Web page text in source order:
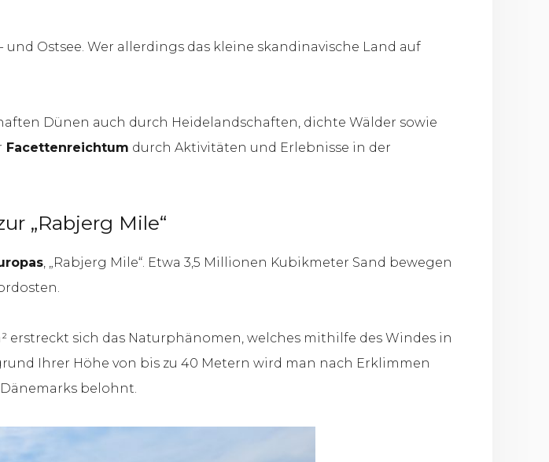
Ostsee. Wer allerdings das kleine skandinavische Land auf
Dünen auch durch Heidelandschaften, dichte Wälder sowie
Facettenreichtum durch Aktivitäten und Erlebnisse in der
„Rabjerg Mile“
, „Rabjerg Mile“. Etwa 3,5 Millionen Kubikmeter Sand bewegen
erstreckt sich das Naturphänomen, welches mithilfe des Windes in
Ihrer Höhe von bis zu 40 Metern wird man nach Erklimmen
belohnt.